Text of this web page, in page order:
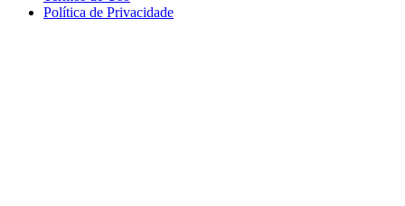
Política de Privacidade